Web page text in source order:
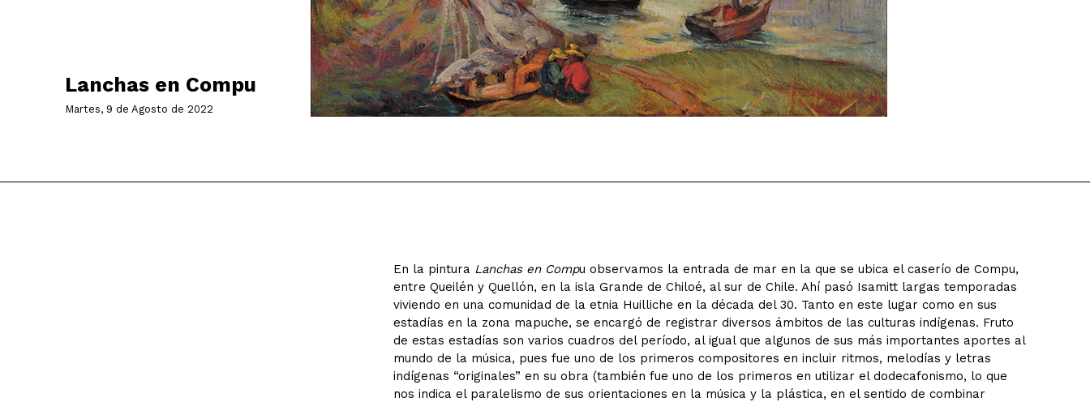
Lanchas en Compu
Martes, 9 de Agosto de 2022
En la pintura Lanchas en Compu observamos la entrada de mar en la que se ubica el caserío de Compu,
entre Queilén y Quellón, en la isla Grande de Chiloé, al sur de Chile. Ahí pasó Isamitt largas temporadas
viviendo en una comunidad de la etnia Huilliche en la década del 30. Tanto en este lugar como en sus
estadías en la zona mapuche, se encargó de registrar diversos ámbitos de las culturas indígenas. Fruto
de estas estadías son varios cuadros del período, al igual que algunos de sus más importantes aportes al
mundo de la música, pues fue uno de los primeros compositores en incluir ritmos, melodías y letras
indígenas “originales” en su obra (también fue uno de los primeros en utilizar el dodecafonismo, lo que
nos indica el paralelismo de sus orientaciones en la música y la plástica, en el sentido de combinar